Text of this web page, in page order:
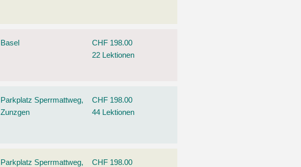
Basel
CHF 198.00
22 Lektionen
Parkplatz Sperrmattweg,
Zunzgen
CHF 198.00
44 Lektionen
Parkplatz Sperrmattweg,
CHF 198.00